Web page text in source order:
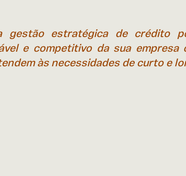
gestão estratégica de crédito
e competitivo da sua empresa
às necessidades de curto e